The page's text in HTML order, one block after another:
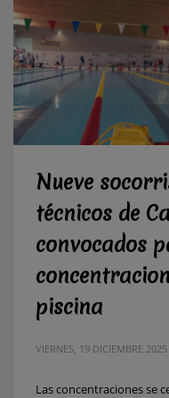
Nueve
técnicos de
convocados
piscina
VIERNES, 19 DICIEMBRE 2025
Las concentraciones se